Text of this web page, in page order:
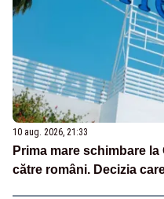
10 aug. 2026, 21:33
Prima mare schimbare
către români. Decizia